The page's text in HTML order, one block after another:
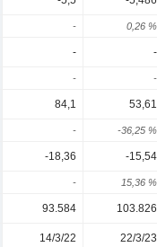
- 0,26 %
- -
- -
84,1 53,61
- -36,25 %
-18,36 -15,54
- 15,36 %
93.584 103.826
14/3/22 22/3/23